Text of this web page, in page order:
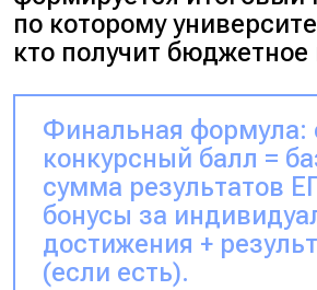
по которому
кто получит бюджетное
Финальная формула:
конкурсный балл =
сумма результатов
бонусы за
достижения +
(если есть).